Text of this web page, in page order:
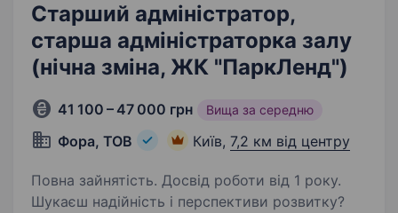
Старший адміністратор,
старша адміністраторка залу
(нічна зміна, ЖК "ПаркЛенд")
41 100 – 47 000 грн Вища за середню
Фора, ТОВ Київ, 7,2 км від центру
Повна зайнятість. Досвід роботи від 1 року.
Шукаєш надійність і перспективи розвитку?